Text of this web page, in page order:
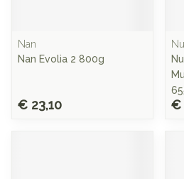
Nan
Nan Evolia 2 800g
€ 23,10 €